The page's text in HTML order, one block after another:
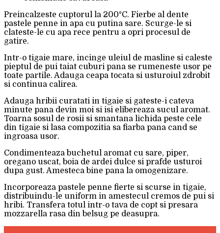
Preincalzeste cuptorul la 200°C. Fierbe al dente
pastele penne in apa cu putina sare. Scurge-le si
clateste-le cu apa rece pentru a opri procesul de
gatire.
Intr-o tigaie mare, incinge uleiul de masline si caleste
pieptul de pui taiat cuburi pana se rumeneste usor pe
toate partile. Adauga ceapa tocata si usturoiul zdrobit
si continua calirea.
Adauga hribii curatati in tigaie si gateste-i cateva
minute pana devin moi si isi elibereaza sucul aromat.
Toarna sosul de rosii si smantana lichida peste cele
din tigaie si lasa compozitia sa fiarba pana cand se
ingroasa usor.
Condimenteaza buchetul aromat cu sare, piper,
oregano uscat, boia de ardei dulce si prafde usturoi
dupa gust. Amesteca bine pana la omogenizare.
Incorporeaza pastele penne fierte si scurse in tigaie,
distribuindu-le uniform in amestecul cremos de pui si
hribi. Transfera totul intr-o tava de copt si presara
mozzarella rasa din belsug pe deasupra.